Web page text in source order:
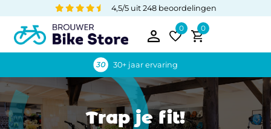
4,5/5 uit 248 beoordelingen
0 0
30+ jaar ervaring
Trap je fit!